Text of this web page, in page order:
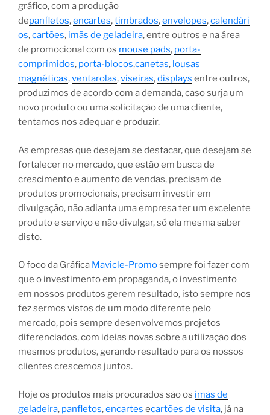
gráfico, com a produção
depanfletos,encartes,timbrados,envelopes,calendári
os,cartões, imãs de geladeira, entre outros e na área
de promocional com os mouse pads, porta-
comprimidos, porta-blocos,canetas, lousas
magnéticas,ventarolas,viseiras,displays entre outros,
produzimos de acordo com a demanda, caso surja um
novo produto ou uma solicitação de uma cliente,
tentamos nos adequar e produzir.
As empresas que desejam se destacar, que desejam se
fortalecer no mercado, que estão em busca de
crescimento e aumento de vendas, precisam de
produtos promocionais, precisam investir em
divulgação, não adianta uma empresa ter um excelente
produto e serviço e não divulgar, só ela mesma saber
disto.
O foco da Gráfica Mavicle-Promosempre foi fazer com
que o investimento em propaganda, o investimento
em nossos produtos gerem resultado, isto sempre nos
fez sermos vistos de um modo diferente pelo
mercado, pois sempre desenvolvemos projetos
diferenciados, com ideias novas sobre a utilização dos
mesmos produtos, gerando resultado para os nossos
clientes crescemos juntos.
Hoje os produtos mais procurados são os imãs de
geladeira, panfletos,encartes ecartões de visita, já na